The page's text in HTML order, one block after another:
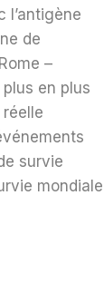
l’antigène
de
–
en plus
survie
mondiale